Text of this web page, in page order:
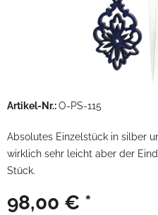
Artikel-Nr.:O-PS-115
Absolutes Einzelstück in silber
wirklich sehr leicht aber der
Stück.
98,00 € *